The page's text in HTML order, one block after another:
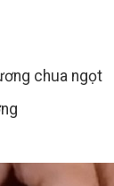
chua ngọt